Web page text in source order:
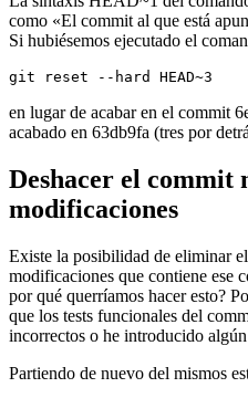
como «El commit al que está
Si hubiésemos ejecutado el
git reset --hard HEAD~3
en lugar de acabar en el commit
acabado en 63db9fa (tres por
Deshacer el commit
modificaciones
Existe la posibilidad de eliminar
modificaciones que contiene ese
por qué querríamos hacer esto?
que los tests funcionales del
incorrectos o he introducido
Partiendo de nuevo del mismos